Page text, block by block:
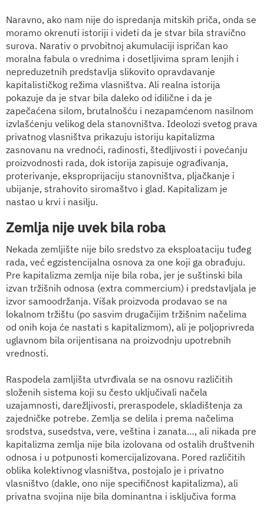
Naravno, ako nam nije do ispredanja mitskih priča, onda se
moramo okrenuti istoriji i videti da je stvar bila stravično
surova. Narativ o prvobitnoj akumulaciji ispričan kao
moralna fabula o vrednima i dosetljivima spram lenjih i
nepreduzetnih predstavlja slikovito opravdavanje
kapitalističkog režima vlasništva. Ali realna istorija
pokazuje da je stvar bila daleko od idilične i da je
zapečaćena silom, brutalnošću i nezapamćenom nasilnom
izvlašćenju velikog dela stanovništva. Ideolozi svetog prava
privatnog vlasništva prikazuju istoriju kapitalizma
zasnovanu na vrednoći, radinosti, štedljivosti i povećanju
proizvodnosti rada, dok istorija zapisuje ograđivanja,
proterivanje, eksproprijaciju stanovništva, pljačkanje i
ubijanje, strahovito siromaštvo i glad. Kapitalizam je
nastao u krvi i nasilju.
Zemlja nije uvek bila roba
Nekada zemljište nije bilo sredstvo za eksploataciju tuđeg
rada, već egzistencijalna osnova za one koji ga obrađuju.
Pre kapitalizma zemlja nije bila roba, jer je suštinski bila
izvan tržišnih odnosa (extra commercium) i predstavljala je
izvor samoodržanja. Višak proizvoda prodavao se na
lokalnom tržištu (po sasvim drugačijim tržišnim načelima
od onih koja će nastati s kapitalizmom), ali je poljoprivreda
uglavnom bila orijentisana na proizvodnju upotrebnih
vrednosti.
Raspodela zamljišta utvrđivala se na osnovu različitih
složenih sistema koji su često uključivali načela
uzajamnosti, darežljivosti, preraspodele, skladištenja za
zajedničke potrebe. Zemlja se delila i prema načelima
srodstva, susedstva, vere, veština i zanata…, ali nikada pre
kapitalizma zemlja nije bila izolovana od ostalih društvenih
odnosa i u potpunosti komercijalizovana. Pored različitih
oblika kolektivnog vlasništva, postojalo je i privatno
vlasništvo (dakle, ono nije specifičnost kapitalizma), ali
privatna svojina nije bila dominantna i isključiva forma